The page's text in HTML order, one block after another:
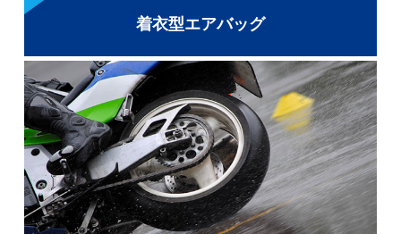
着衣型エアバッグ